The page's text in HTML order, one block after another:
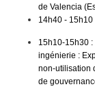
de Valencia
14h40 - 15h10
15h10-15h30
ingénierie :
non-utilisation
de